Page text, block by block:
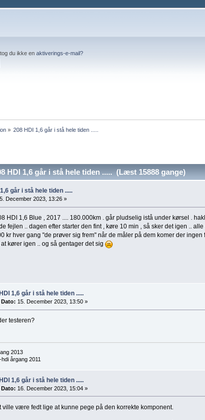
du ikke enaktiverings-e-mail?
» 208 HDI 1,6 går i stå hele tiden .....
HDI 1,6 går i stå hele tiden ..... (Læst 15888 gange)
går i stå hele tiden .....
December 2023, 13:26 »
HDI 1,6 Blue , 2017 .... 180.000km . går pludselig istå under kørsel .
fejlen .. dagen efter starter den fint , køre 10 min , så sker det igen ..
kr hver gang "de prøver sig frem" når de måler på dem komer der
kører igen .. og så gentager det sig
1,6 går i stå hele tiden .....
Dato: 15. December 2023, 13:50 »
testeren?
2013
årgang 2011
1,6 går i stå hele tiden .....
Dato: 16. December 2023, 15:04 »
ville være fedt lige at kunne pege på den korrekte komponent.